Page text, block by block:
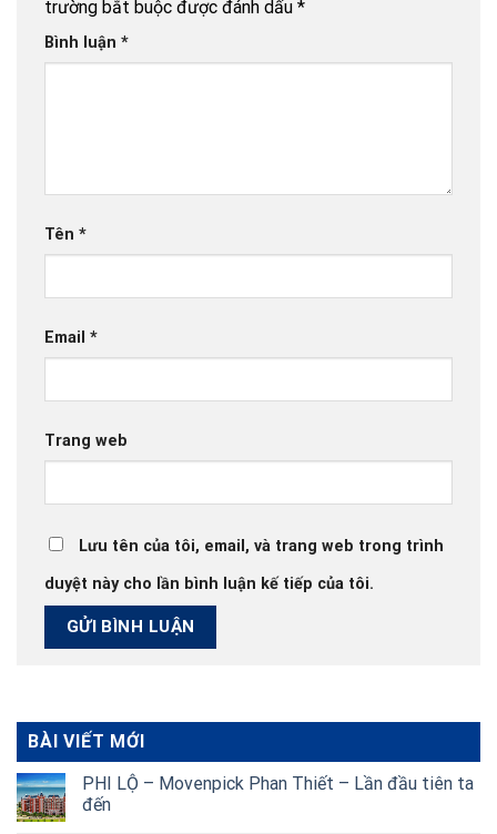
trường bắt buộc được đánh dấu *
Bình luận *
Tên *
Email *
Trang web
Lưu tên của tôi, email, và trang web trong trình
duyệt này cho lần bình luận kế tiếp của tôi.
BÀI VIẾT MỚI
PHI LỘ – Movenpick Phan Thiết – Lần đầu tiên ta
đến